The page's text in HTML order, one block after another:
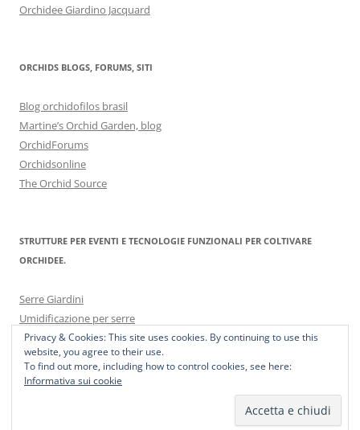
Orchidee Giardino Jacquard
ORCHIDS BLOGS, FORUMS, SITI
Blog orchidofilos brasil
Martine’s Orchid Garden, blog
OrchidForums
Orchidsonline
The Orchid Source
STRUTTURE PER EVENTI E TECNOLOGIE FUNZIONALI PER COLTIVARE
ORCHIDEE.
Serre Giardini
Umidificazione per serre
Privacy & Cookies: This site uses cookies. By continuing to use this
website, you agree to their use.
To find out more, including how to control cookies, see here:
Informativa sui cookie